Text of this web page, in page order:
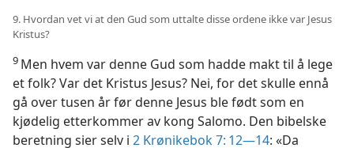
9. Hvordan vet vi at den Gud som uttalte disse ordene ikke var Jesus
Kristus?
9 Men hvem var denne Gud som hadde makt til å lege
et folk? Var det Kristus Jesus? Nei, for det skulle ennå
gå over tusen år før denne Jesus ble født som en
kjødelig etterkommer av kong Salomo. Den bibelske
beretning sier selv i 2 Krønikebok 7: 12—14: «Da